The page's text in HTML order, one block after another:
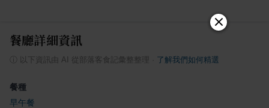
餐廳詳細資訊
ⓘ 以下資訊由 AI 從部落客食記彙整整理 了解我們如何精選
餐種
早午餐